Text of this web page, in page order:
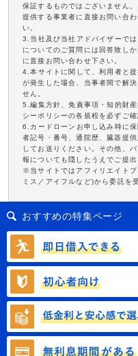
保証するものではございません
提供する事業者に直接お問い合
い。
3.当社及び当社アドバイザーで
についてのご質問には回答致し
に直接お問い合わせ下さい。
4.本サイトに関して、利用者と
が発生した場合、当事者間で解
せん。
5.編集方針、免責事項・知的財
シーポリシーの各規程を必ずご
6.カードローンお申し込み時に
者記号・番号、通院歴、臓器提
してお送りください。その他、
報についても隠したうえでご提出
※当サイトではアフィリエイト
ミス／アイフルなど)から委託を
おすすめの特集ページ